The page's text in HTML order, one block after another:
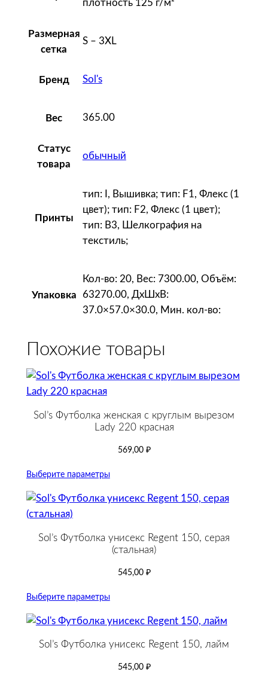
n
плотность 125 г/м²
Размерная
сетка
S – 3XL
Бренд Sol's
Вес 365.00
Статус
товара
обычный
Принты
тип: I, Вышивка; тип: F1, Флекс (1
цвет); тип: F2, Флекс (1 цвет);
тип: B3, Шелкография на
текстиль;
Упаковка
Кол-во: 20, Вес: 7300.00, Объём:
63270.00, ДxШxВ:
37.0×57.0×30.0, Мин. кол-во:
Похожие товары
Sol’s Футболка женская с круглым вырезом
Lady 220 красная
569,00 ₽
Выберите параметры
Sol’s Футболка унисекс Regent 150, серая
(стальная)
545,00 ₽
Выберите параметры
Sol’s Футболка унисекс Regent 150, лайм
545,00 ₽